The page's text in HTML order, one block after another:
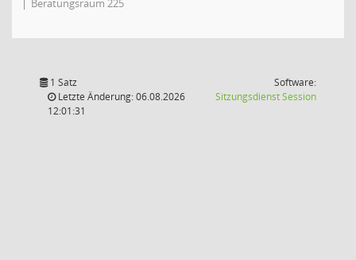
Beratungsraum 225
1 Satz
Letzte Änderung: 06.08.2026
12:01:31
Software:
SitzungsdienstSession(Wird in